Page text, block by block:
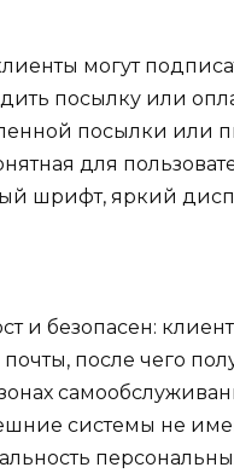
могут
посылку или
посылки или
для
шрифт, яркий
и безопасен:
после чего
системы не